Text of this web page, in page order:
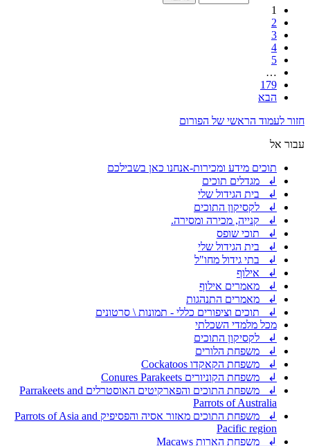
1
2
3
4
5
…
179
הבא
חזור לעמוד הראשי של הפורום
עבור אל
תוכים מידע ומכירות-אנחנו כאן בשבילכם
↲ מגדלים תוכים
↲ בית הגידול שלי
↲ לקסיקון התוכים
↲ קנייה, מכירה ומסירה.
↲ תוכי שופס
↲ בית הגידול שלי
↲ בתי גידול מחו"ל
↲ אילוף
↲ מאמרים אילוף
↲ מאמרים התנהגות
↲ תוכים וציפורים כללי - תמונות \ סרטונים
מכל מלמדי השכלתי
↲ לקסיקון התוכים
↲ משפחת הלורים
↲ משפחת הקאקדו Cockatoos
↲ משפחת הקוניורים Conures Parakeets
↲ משפחת התוכים והפארקיטים האוסטרלים Parrakeets and
Parrots of Australia
↲ משפחת התוכים מאזור אסיה והפסיפיק Parrots of Asia and
Pacific region
↲ משפחת הארות Macaws